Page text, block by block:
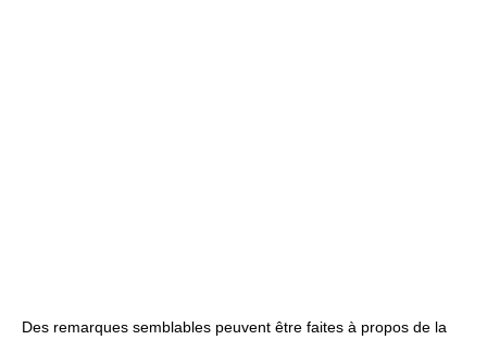
Des remarques semblables peuvent être faites à propos de la